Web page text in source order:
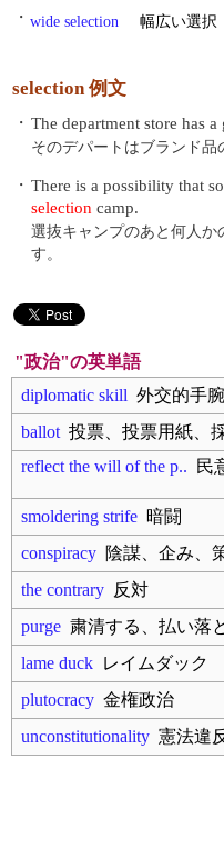
・ wide selection 幅広い選択
selection 例文
・ The department store has a
そのデパートはブランド品
・ There is a possibility that
selection camp.
選抜キャンプのあと何人か
す。
"政治"の英単語
diplomatic skill 外交的手腕
ballot 投票、投票用紙、
reflect the will of the p.. 民
smoldering strife 暗闘
conspiracy 陰謀、企み、
the contrary 反対
purge 粛清する、払い落
lame duck レイムダック
plutocracy 金権政治
unconstitutionality 憲法違